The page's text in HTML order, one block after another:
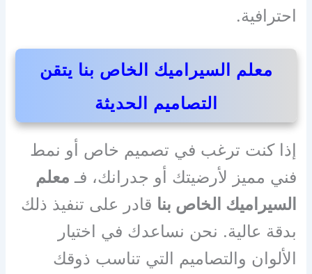
احترافية.
معلم السيراميك الخاص بنا يتقن
التصاميم الحديثة
إذا كنت ترغب في تصميم خاص أو نمط
فني مميز لأرضيتك أو جدرانك، فـ معلم
السيراميك الخاص بنا قادر على تنفيذ ذلك
بدقة عالية. نحن نساعدك في اختيار
الألوان والتصاميم التي تناسب ذوقك